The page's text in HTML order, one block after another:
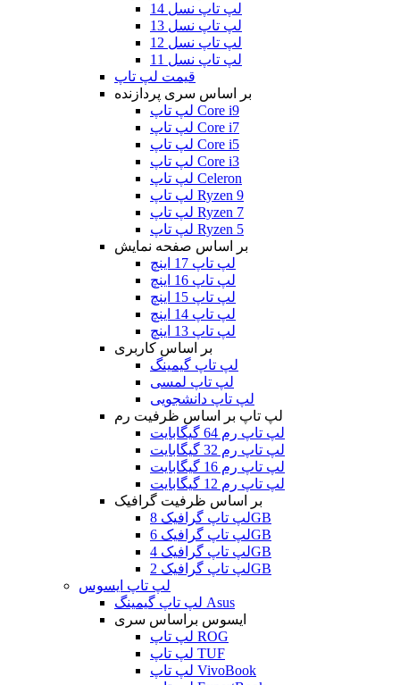
لپ تاپ نسل 14
لپ تاپ نسل 13
لپ تاپ نسل 12
لپ تاپ نسل 11
قیمت لپ تاپ
بر اساس سری پردازنده
لپ تاپ Core i9
لپ تاپ Core i7
لپ تاپ Core i5
لپ تاپ Core i3
لپ تاپ Celeron
لپ تاپ Ryzen 9
لپ تاپ Ryzen 7
لپ تاپ Ryzen 5
بر اساس صفحه نمایش
لپ تاپ 17 اینچ
لپ تاپ 16 اینچ
لپ تاپ 15 اینچ
لپ تاپ 14 اینچ
لپ تاپ 13 اینچ
بر اساس کاربری
لپ تاپ گیمینگ
لپ تاپ لمسی
لپ تاپ دانشجویی
لپ تاپ بر اساس ظرفیت رم
لپ تاپ رم 64 گیگابایت
لپ تاپ رم 32 گیگابایت
لپ تاپ رم 16 گیگابایت
لپ تاپ رم 12 گیگابایت
بر اساس ظرفیت گرافیک
لپ تاپ گرافیک 8GB
لپ تاپ گرافیک 6GB
لپ تاپ گرافیک 4GB
لپ تاپ گرافیک 2GB
لپ تاپ ایسوس
لپ تاپ گیمینگ Asus
ایسوس براساس سری
لپ تاپ ROG
لپ تاپ TUF
لپ تاپ VivoBook